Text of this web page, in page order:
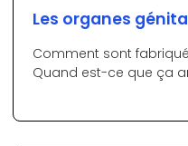
Les organes
Comment sont
Quand est-ce que ça